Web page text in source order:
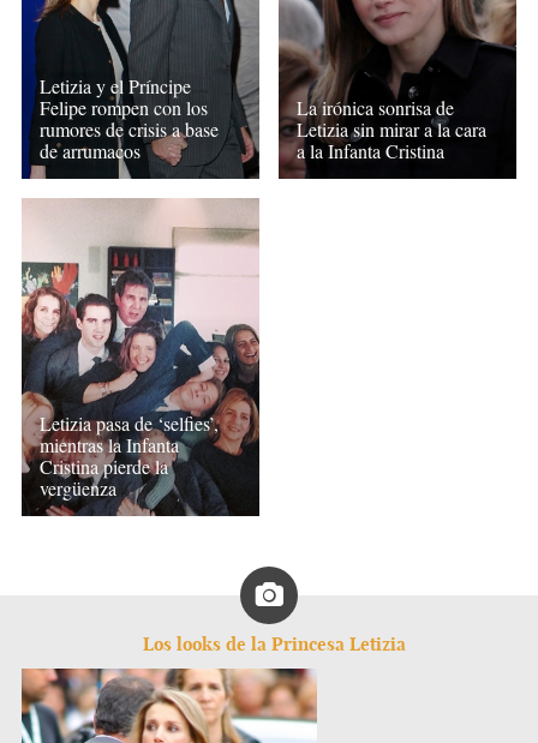
Letizia y el Príncipe
Felipe rompen con los
rumores de crisis a base
de arrumacos
La irónica sonrisa de
Letizia sin mirar a la cara
a la Infanta Cristina
Letizia pasa de ‘selfies’,
mientras la Infanta
Cristina pierde la
vergüenza
Los looks de la Princesa Letizia